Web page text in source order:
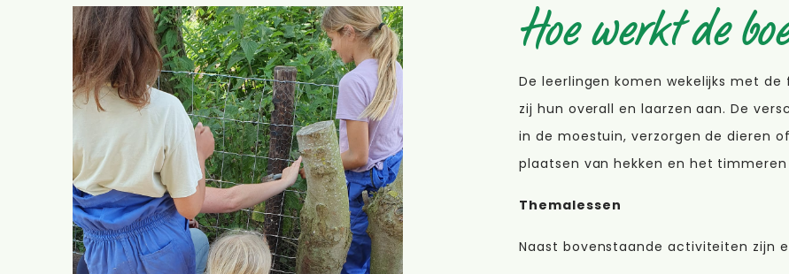
Hoe werkt de
De leerlingen komen wekelijks met
zij hun overall en laarzen aan. De
in de moestuin, verzorgen de dieren
plaatsen van hekken en het timmeren
Themalessen
Naast bovenstaande activiteiten zijn